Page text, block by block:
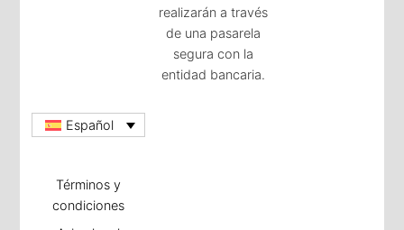
realizarán a través
de una pasarela
segura con la
entidad bancaria.
Español
Términos y
condiciones